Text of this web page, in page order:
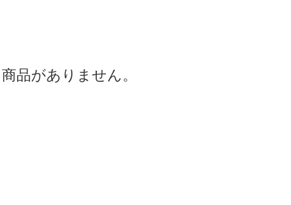
品がありません。